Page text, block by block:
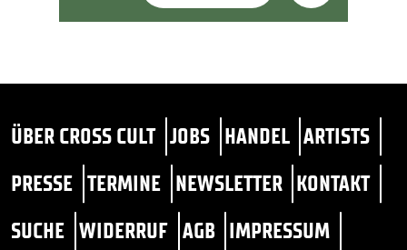
ÜBER CROSS CULT JOBS HANDEL ARTISTS
PRESSE TERMINE NEWSLETTER KONTAKT
SUCHE WIDERRUF AGB IMPRESSUM